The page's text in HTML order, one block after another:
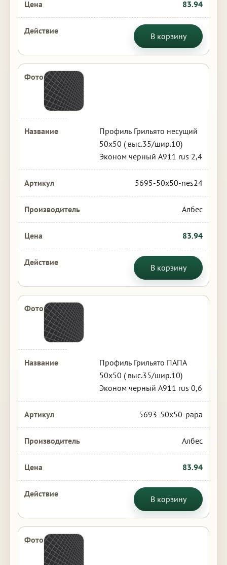
83.94
В корзину
Профиль Грильято несущий
50х50 ( выс.35/шир.10)
Эконом черный А911 rus 2,4
5695-50x50-nes24
Албес
83.94
В корзину
Профиль Грильято ПАПА
50х50 ( выс.35/шир.10)
Эконом черный А911 rus 0,6
5693-50x50-papa
Албес
83.94
В корзину